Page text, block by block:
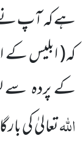
ہے کہ آپ
کہ( ابلیس کے
کے پردہ سے
اللّٰہتعالیٰ کی